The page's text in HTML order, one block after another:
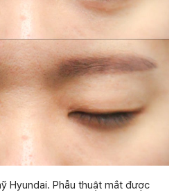
Hyundai. Phẫu thuật mắt được